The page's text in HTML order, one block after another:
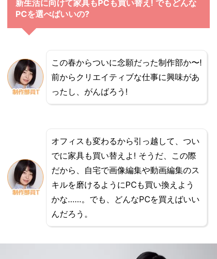
新生活に向けて家具もPCも買い替え! でもどんな
PCを選べばいいの?
この春からついに念願だった制作部か〜!
前からクリエイティブな仕事に興味があ
ったし、がんばろう!
オフィスも変わるから引っ越して、つい
でに家具も買い替えよ! そうだ、この際
だから、自宅で画像編集や動画編集のス
キルを磨けるようにPCも買い換えよう
かな……。でも、どんなPCを買えばいい
んだろう。